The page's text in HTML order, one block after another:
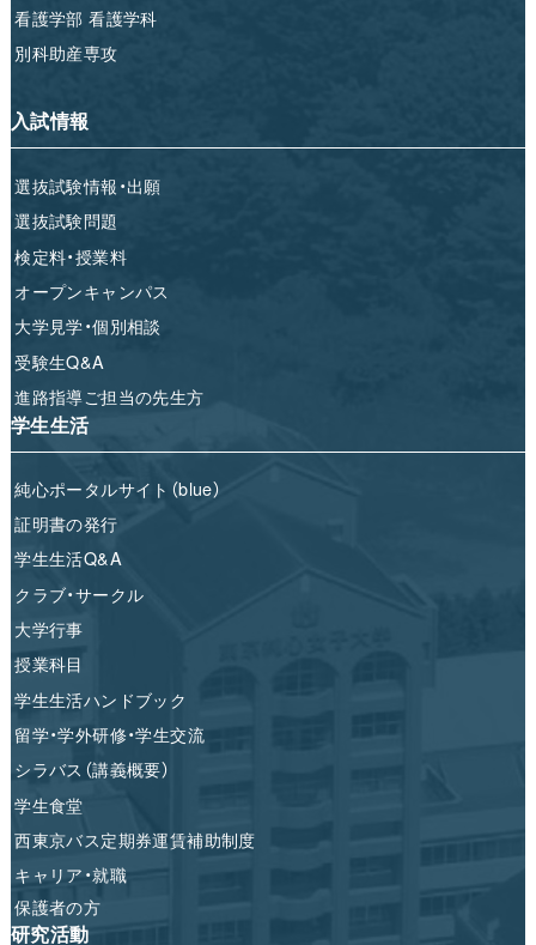
看護学部 看護学科
別科助産専攻
入試情報
選抜試験情報・出願
選抜試験問題
検定料・授業料
オープンキャンパス
大学見学・個別相談
受験生Q&A
進路指導ご担当の先生方
学生生活
純心ポータルサイト（blue）
証明書の発行
学生生活Q&A
クラブ・サークル
大学行事
授業科目
学生生活ハンドブック
留学・学外研修・学生交流
シラバス（講義概要）
学生食堂
西東京バス定期券運賃補助制度
キャリア・就職
保護者の方
研究活動